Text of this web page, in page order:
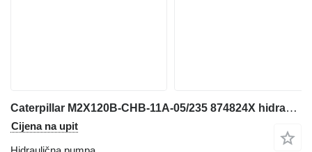
Caterpillar M2X120B-CHB-11A-05/235 874824X hidraulična pumpa za Caterpillar 320B bagera
Cijena na upit